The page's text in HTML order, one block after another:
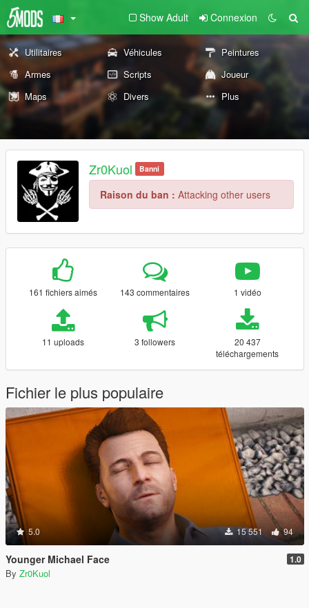
Show Adult Connexion
Utilitaires Véhicules
Peintures
Armes
Scripts
Joueur
Maps
Divers Plus
Zr0Kuol Banni
Raison du ban : Attacking other users
161 fichiers aimés 143 commentaires 1 vidéo
11 uploads 3 followers
20 437
téléchargements
Fichier le plus populaire
5.0 15 551 94
Younger Michael Face 1.0
By Zr0Kuol